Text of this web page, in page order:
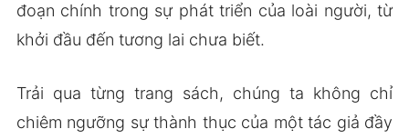
đoạn chính trong sự phát triển của loài người, từ
khởi đầu đến tương lai chưa biết.
Trải qua từng trang sách, chúng ta không chỉ
chiêm ngưỡng sự thành thục của một tác giả đầy